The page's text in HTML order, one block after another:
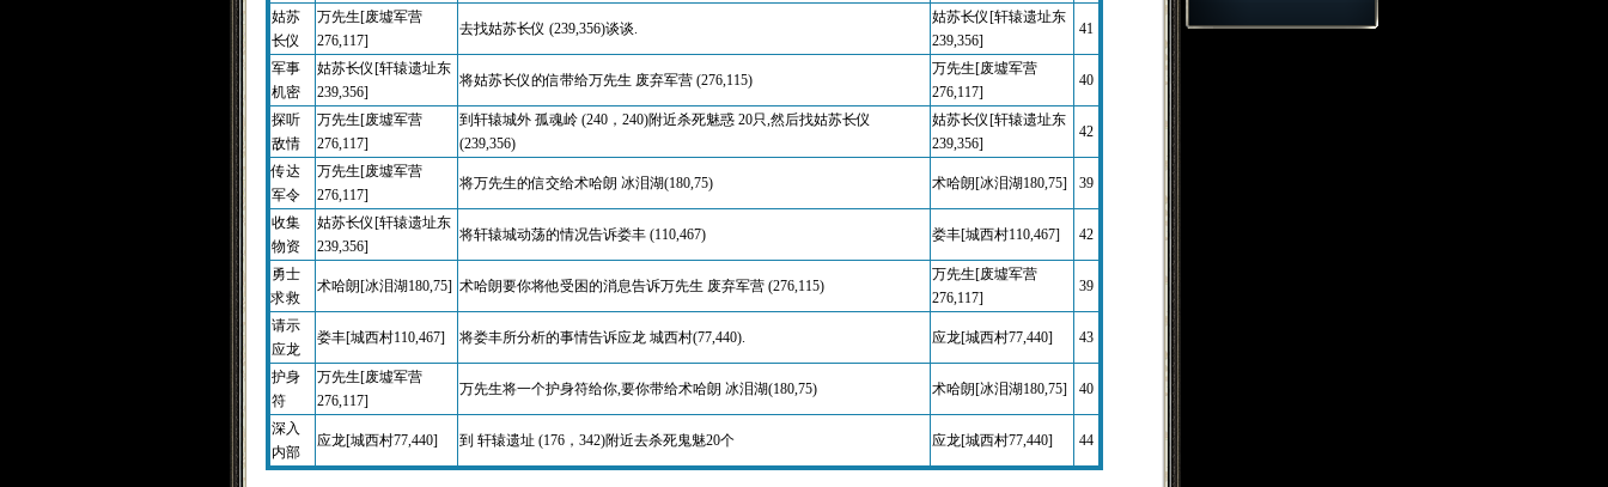
姑苏
长仪
万先生[废墟军营
276,117]
去找姑苏长仪 (239,356)谈谈.
姑苏长仪[轩辕遗址东
239,356]
41
军事
机密
姑苏长仪[轩辕遗址东
239,356]
将姑苏长仪的信带给万先生 废弃军营 (276,115)
万先生[废墟军营
276,117]
40
探听
敌情
万先生[废墟军营
276,117]
到轩辕城外 孤魂岭 (240，240)附近杀死魅惑 20只,然后找姑苏长仪
(239,356)
姑苏长仪[轩辕遗址东
239,356]
42
传达
军令
万先生[废墟军营
276,117]
将万先生的信交给术哈朗 冰泪湖(180,75) 术哈朗[冰泪湖180,75] 39
收集
物资
姑苏长仪[轩辕遗址东
239,356]
将轩辕城动荡的情况告诉娄丰 (110,467) 娄丰[城西村110,467] 42
勇士
求救
术哈朗[冰泪湖180,75] 术哈朗要你将他受困的消息告诉万先生 废弃军营 (276,115)
万先生[废墟军营
276,117]
39
请示
应龙
娄丰[城西村110,467] 将娄丰所分析的事情告诉应龙 城西村(77,440). 应龙[城西村77,440] 43
护身
符
万先生[废墟军营
276,117]
万先生将一个护身符给你,要你带给术哈朗 冰泪湖(180,75) 术哈朗[冰泪湖180,75] 40
深入
内部
应龙[城西村77,440] 到 轩辕遗址 (176，342)附近去杀死鬼魅20个 应龙[城西村77,440] 44